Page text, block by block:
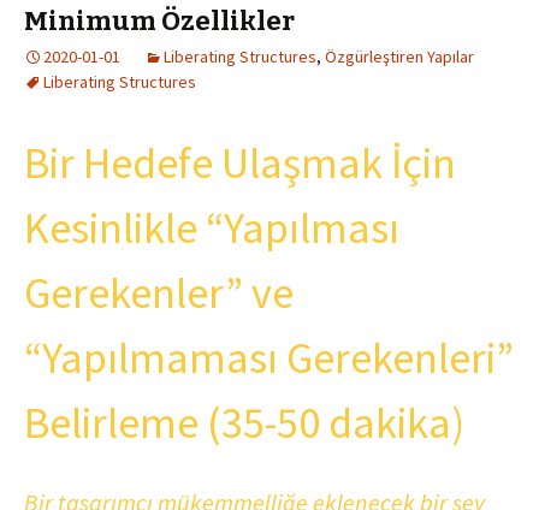
Minimum Özellikler
2020-01-01 Liberating Structures, Özgürleştiren Yapılar
Liberating Structures
Bir Hedefe Ulaşmak İçin
Kesinlikle “Yapılması
Gerekenler” ve
“Yapılmaması Gerekenleri”
Belirleme (35-50 dakika)
Bir tasarımcı mükemmelliğe eklenecek bir şey